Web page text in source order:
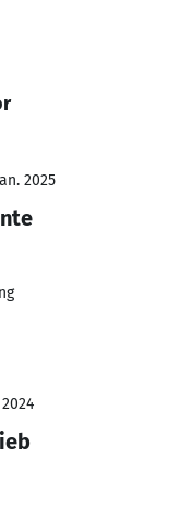
2025